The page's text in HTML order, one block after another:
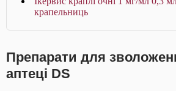
крапельниць
Препарати для
аптеці DS